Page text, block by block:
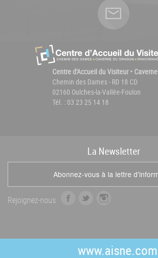
Centre d'Accueil du Visiteur •
Chemin des Dames - RD 18 CD
02160 Oulches-la-Vallée-Foulon
Tél. : 03 23 25 14 18
La Newsletter
Abonnez-vous à la lettre
Rejoignez-nous
b
t
e
a
g
www.aisne.com